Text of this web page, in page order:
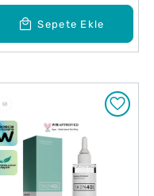
Sepete Ekle